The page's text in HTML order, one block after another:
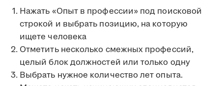
Нажать «Опыт в профессии» под поисковой
строкой и выбрать позицию, на которую
ищете человека
Отметить несколько смежных профессий,
целый блок должностей или только одну
Выбрать нужное количество лет опыта.